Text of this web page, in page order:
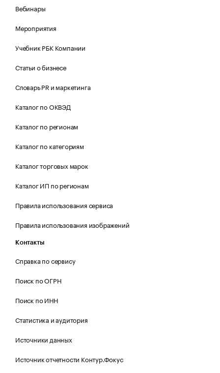
Вебинары
Мероприятия
Учебник РБК Компании
Статьи о бизнесе
Словарь PR и маркетинга
Каталог по ОКВЭД
Каталог по регионам
Каталог по категориям
Каталог торговых марок
Каталог ИП по регионам
Правила использования сервиса
Правила использования изображений
Контакты
Справка по сервису
Поиск по ОГРН
Поиск по ИНН
Статистика и аудитория
Источники данных
Источник отчетности Контур.Фокус